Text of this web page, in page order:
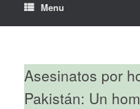
Menu
Asesinatos por
Pakistán: Un